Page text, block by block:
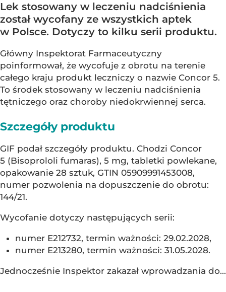
Lek stosowany w leczeniu nadciśnienia
został wycofany ze wszystkich aptek
w Polsce. Dotyczy to kilku serii produktu.
Główny Inspektorat Farmaceutyczny
poinformował, że wycofuje z obrotu na terenie
całego kraju produkt leczniczy o nazwie Concor 5.
To środek stosowany w leczeniu nadciśnienia
tętniczego oraz choroby niedokrwiennej serca.
Szczegóły produktu
GIF podał szczegóły produktu. Chodzi Concor
5 (Bisoprololi fumaras), 5 mg, tabletki powlekane,
opakowanie 28 sztuk, GTIN 05909991453008,
numer pozwolenia na dopuszczenie do obrotu:
144/21.
Wycofanie dotyczy następujących serii:
numer E212732, termin ważności: 29.02.2028,
numer E213280, termin ważności: 31.05.2028.
Jednocześnie Inspektor zakazał wprowadzania do...